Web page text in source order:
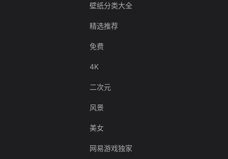
壁纸分类大全
精选推荐
免费
4K
二次元
风景
美女
网易游戏独家